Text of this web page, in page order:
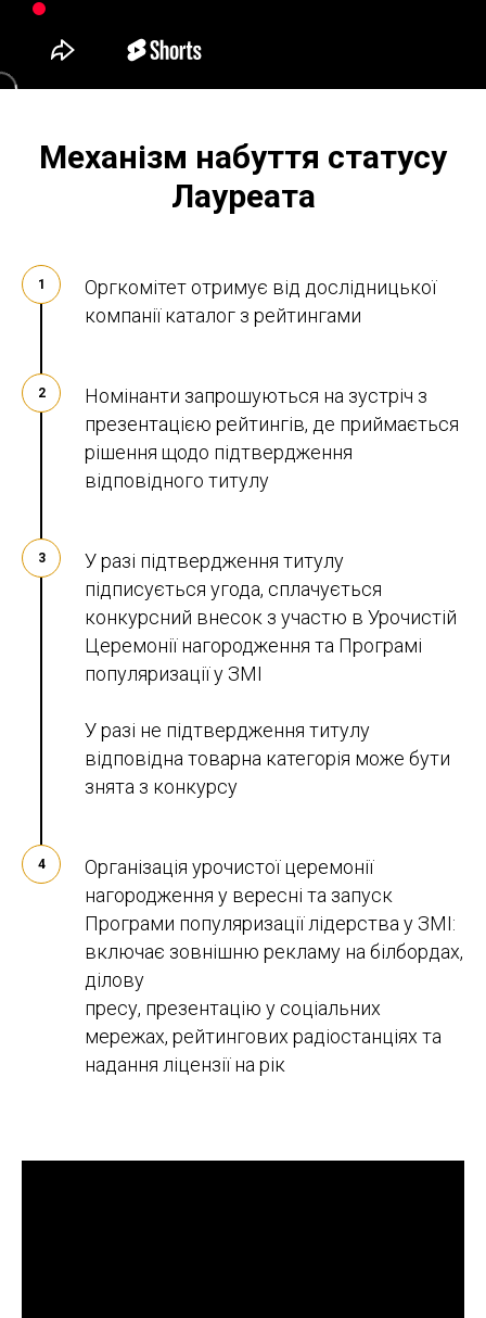
Механізм набуття статусу
Лауреата
1
Оргкомітет отримує від дослідницької
компанії каталог з рейтингами
2
Номінанти запрошуються на зустріч з
презентацією рейтингів, де приймається
рішення щодо підтвердження
відповідного титулу
3
У разі підтвердження титулу
підписується угода, сплачується
конкурсний внесок з участю в Урочистій
Церемонії нагородження та Програмі
популяризації у ЗМІ
У разі не підтвердження титулу
відповідна товарна категорія може бути
знята з конкурсу
4
Організація урочистої церемонії
нагородження у вересні та запуск
Програми популяризації лідерства у ЗМІ:
включає зовнішню рекламу на білбордах,
ділову
пресу, презентацію у соціальних
мережах, рейтингових радіостанціях та
надання ліцензії на рік